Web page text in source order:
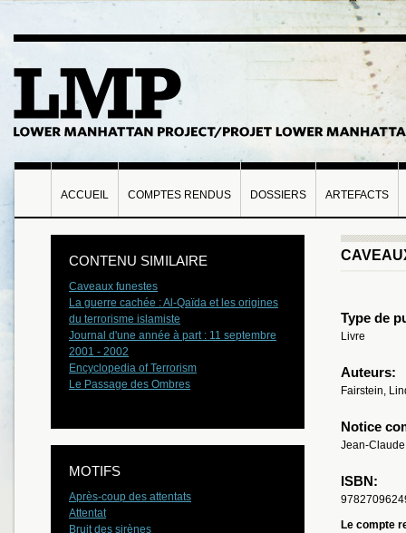
ACCUEIL COMPTES RENDUS DOSSIERS ARTEFACTS
Type de
Livre
Auteurs:
Fairstein,
Notice
Jean-
ISBN:
Le compte
CONTENU SIMILAIRE
Caveaux funestes
La guerre cachée : Al-Qaïda et les origines
du terrorisme islamiste
Journal d'une année à part : 11 septembre
2001 - 2002
Encyclopedia of Terrorism
Le Passage des Ombres
MOTIFS
Après-coup des attentats
Attentat
Bruit des sirènes